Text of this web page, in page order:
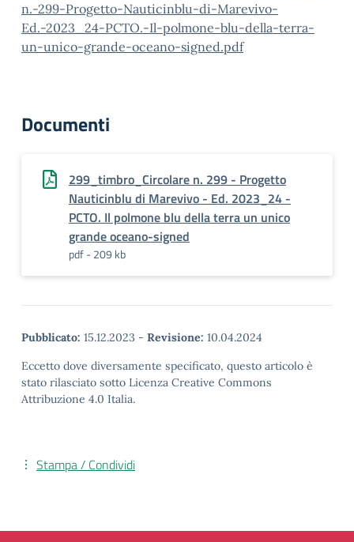
n.-299-Progetto-Nauticinblu-di-Marevivo-
Ed.-2023_24-PCTO.-Il-polmone-blu-della-terra-
un-unico-grande-oceano-signed.pdf
Documenti
299_timbro_Circolare n. 299 - Progetto
Nauticinblu di Marevivo - Ed. 2023_24 -
PCTO. Il polmone blu della terra un unico
grande oceano-signed
pdf - 209 kb
Pubblicato: 15.12.2023 - Revisione: 10.04.2024
Eccetto dove diversamente specificato, questo articolo è
stato rilasciato sotto Licenza Creative Commons
Attribuzione 4.0 Italia.
Stampa / Condividi